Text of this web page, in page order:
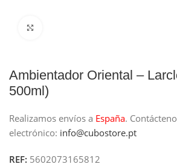
Ambientador Oriental –
500ml)
Realizamos envíos a España.
electrónico: info@cubostore.pt
REF: 5602073165812